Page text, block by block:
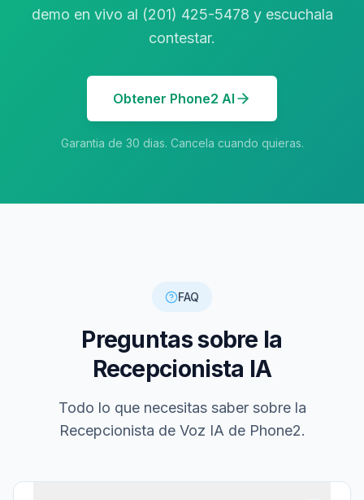
demo en vivo al (201) 425-5478 y escuchala
contestar.
Obtener Phone2 AI
Garantia de 30 dias. Cancela cuando quieras.
FAQ
Preguntas sobre la
Recepcionista IA
Todo lo que necesitas saber sobre la
Recepcionista de Voz IA de Phone2.